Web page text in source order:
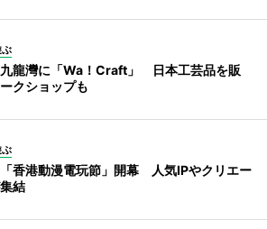
ぶ
龍灣に「Wa！Craft」 日本工芸品を販
クショップも
ぶ
香港動漫電玩節」開幕 人気IPやクリエー
結